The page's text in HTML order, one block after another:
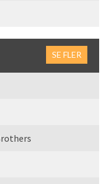
SE FLER